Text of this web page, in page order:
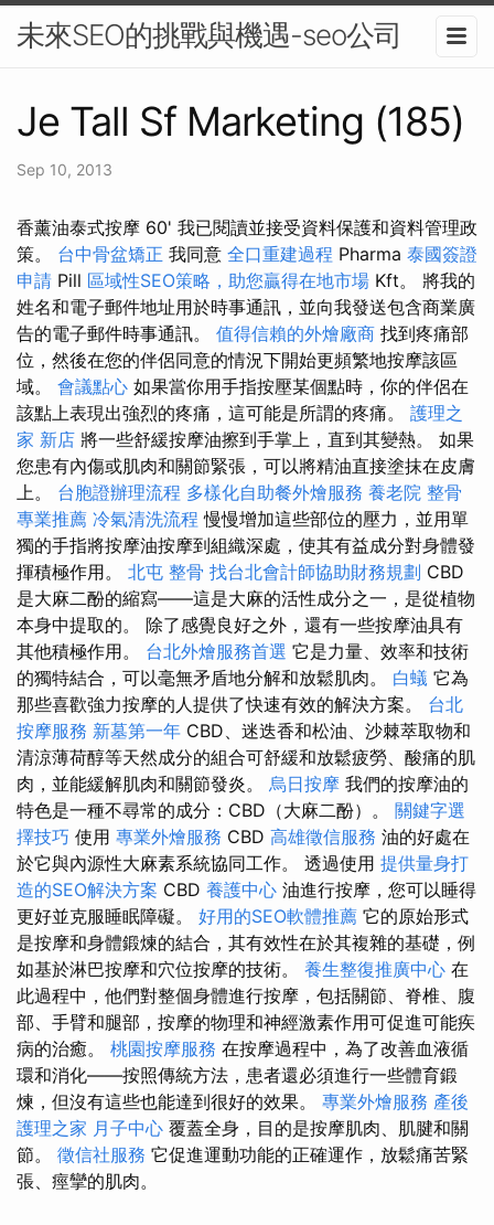
未來SEO的挑戰與機遇-seo公司
Je Tall Sf Marketing (185)
Sep 10, 2013
香薰油泰式按摩 60' 我已閱讀並接受資料保護和資料管理政
策。 台中骨盆矯正 我同意 全口重建過程 Pharma 泰國簽證
申請 Pill 區域性SEO策略，助您贏得在地市場 Kft。 將我的
姓名和電子郵件地址用於時事通訊，並向我發送包含商業廣
告的電子郵件時事通訊。 值得信賴的外燴廠商 找到疼痛部
位，然後在您的伴侶同意的情況下開始更頻繁地按摩該區
域。 會議點心 如果當你用手指按壓某個點時，你的伴侶在
該點上表現出強烈的疼痛，這可能是所謂的疼痛。 護理之
家 新店 將一些舒緩按摩油擦到手掌上，直到其變熱。 如果
您患有內傷或肌肉和關節緊張，可以將精油直接塗抹在皮膚
上。 台胞證辦理流程 多樣化自助餐外燴服務 養老院 整骨
專業推薦 冷氣清洗流程 慢慢增加這些部位的壓力，並用單
獨的手指將按摩油按摩到組織深處，使其有益成分對身體發
揮積極作用。 北屯 整骨 找台北會計師協助財務規劃 CBD
是大麻二酚的縮寫——這是大麻的活性成分之一，是從植物
本身中提取的。 除了感覺良好之外，還有一些按摩油具有
其他積極作用。 台北外燴服務首選 它是力量、效率和技術
的獨特結合，可以毫無矛盾地分解和放鬆肌肉。 白蟻 它為
那些喜歡強力按摩的人提供了快速有效的解決方案。 台北
按摩服務 新墓第一年 CBD、迷迭香和松油、沙棘萃取物和
清涼薄荷醇等天然成分的組合可舒緩和放鬆疲勞、酸痛的肌
肉，並能緩解肌肉和關節發炎。 烏日按摩 我們的按摩油的
特色是一種不尋常的成分：CBD（大麻二酚）。 關鍵字選
擇技巧 使用 專業外燴服務 CBD 高雄徵信服務 油的好處在
於它與內源性大麻素系統協同工作。 透過使用 提供量身打
造的SEO解決方案 CBD 養護中心 油進行按摩，您可以睡得
更好並克服睡眠障礙。 好用的SEO軟體推薦 它的原始形式
是按摩和身體鍛煉的結合，其有效性在於其複雜的基礎，例
如基於淋巴按摩和穴位按摩的技術。 養生整復推廣中心 在
此過程中，他們對整個身體進行按摩，包括關節、脊椎、腹
部、手臂和腿部，按摩的物理和神經激素作用可促進可能疾
病的治癒。 桃園按摩服務 在按摩過程中，為了改善血液循
環和消化——按照傳統方法，患者還必須進行一些體育鍛
煉，但沒有這些也能達到很好的效果。 專業外燴服務 產後
護理之家 月子中心 覆蓋全身，目的是按摩肌肉、肌腱和關
節。 徵信社服務 它促進運動功能的正確運作，放鬆痛苦緊
張、痙攣的肌肉。